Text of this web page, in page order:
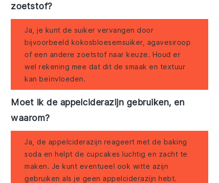
zoetstof?
Ja, je kunt de suiker vervangen door
bijvoorbeeld kokosbloesemsuiker, agavesiroop
of een andere zoetstof naar keuze. Houd er
wel rekening mee dat dit de smaak en textuur
kan beïnvloeden.
Moet ik de appelciderazijn gebruiken, en
waarom?
Ja, de appelciderazijn reageert met de baking
soda en helpt de cupcakes luchtig en zacht te
maken. Je kunt eventueel ook witte azijn
gebruiken als je geen appelciderazijn hebt.